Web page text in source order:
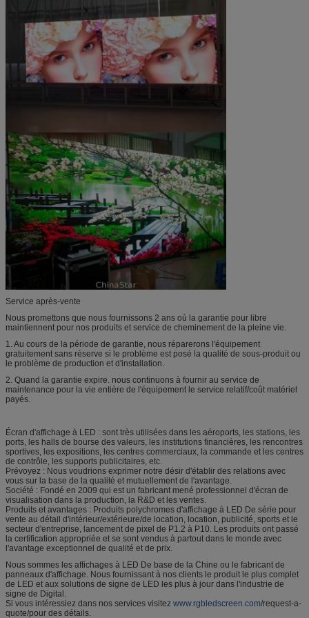
Service après-vente
Nous promettons que nous fournissons 2 ans où la garantie pour libre
maintiennent pour nos produits et service de cheminement de la pleine vie.
1. Au cours de la période de garantie, nous réparerons l'équipement
gratuitement sans réserve si le problème est posé la qualité de sous-produit ou
le problème de production et d'installation.
2. Quand la garantie expire. nous continuons à fournir au service de
maintenance pour la vie entière de l'équipement le service relatif/coût matériel
payés.
Écran d'affichage à LED : sont très utilisées dans les aéroports, les stations, les
ports, les halls de bourse des valeurs, les institutions financières, les rencontres
sportives, les expositions, les centres commerciaux, la commande et les centres
de contrôle, les supports publicitaires, etc.
Prévoyez : Nous voudrions exprimer notre désir d'établir des relations avec
vous sur la base de la qualité et mutuellement de l'avantage.
Société : Fondé en 2009 qui est un fabricant mené professionnel d'écran de
visualisation dans la production, la R&D et les ventes.
Produits et avantages : Produits polychromes d'affichage à LED De série pour
vente au détail d'intérieur/extérieure/de location, location, publicité, sports et le
secteur d'entreprise, lancement de pixel de P1.2 à P10. Les produits ont passé
la certification appropriée et se sont vendus à partout dans le monde avec
l'avantage exceptionnel de qualité et de prix.
Nous sommes les affichages à LED De base de la Chine ou le fabricant de
panneaux d'affichage. Nous fournissant à nos clients le produit le plus complet
de LED et aux solutions de signe de LED les plus à jour dans l'industrie de
signe de Digital.
Si vous intéressiez dans nos services visitez www.rgbledscreen.com/request-a-
quote/pour des détails.